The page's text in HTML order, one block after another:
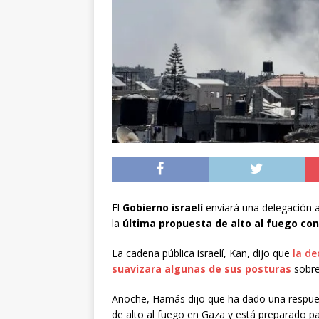
DEPORTES
[ 05/08/2026 ]
público del sector
[ 06/08/2026 ] El
noviembre
El Gobierno israelíenviará una delegación
la última propuesta de alto al fuego
La cadena pública israelí, Kan, dijo que la
suavizara algunas de sus posturas
Anoche, Hamás dijo que ha dado una
de alto al fuego en Gaza y está preparado